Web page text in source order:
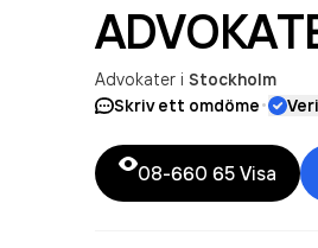
Advokater i Stockholm
Skriv ett omdöme·
08-660 65 Visa